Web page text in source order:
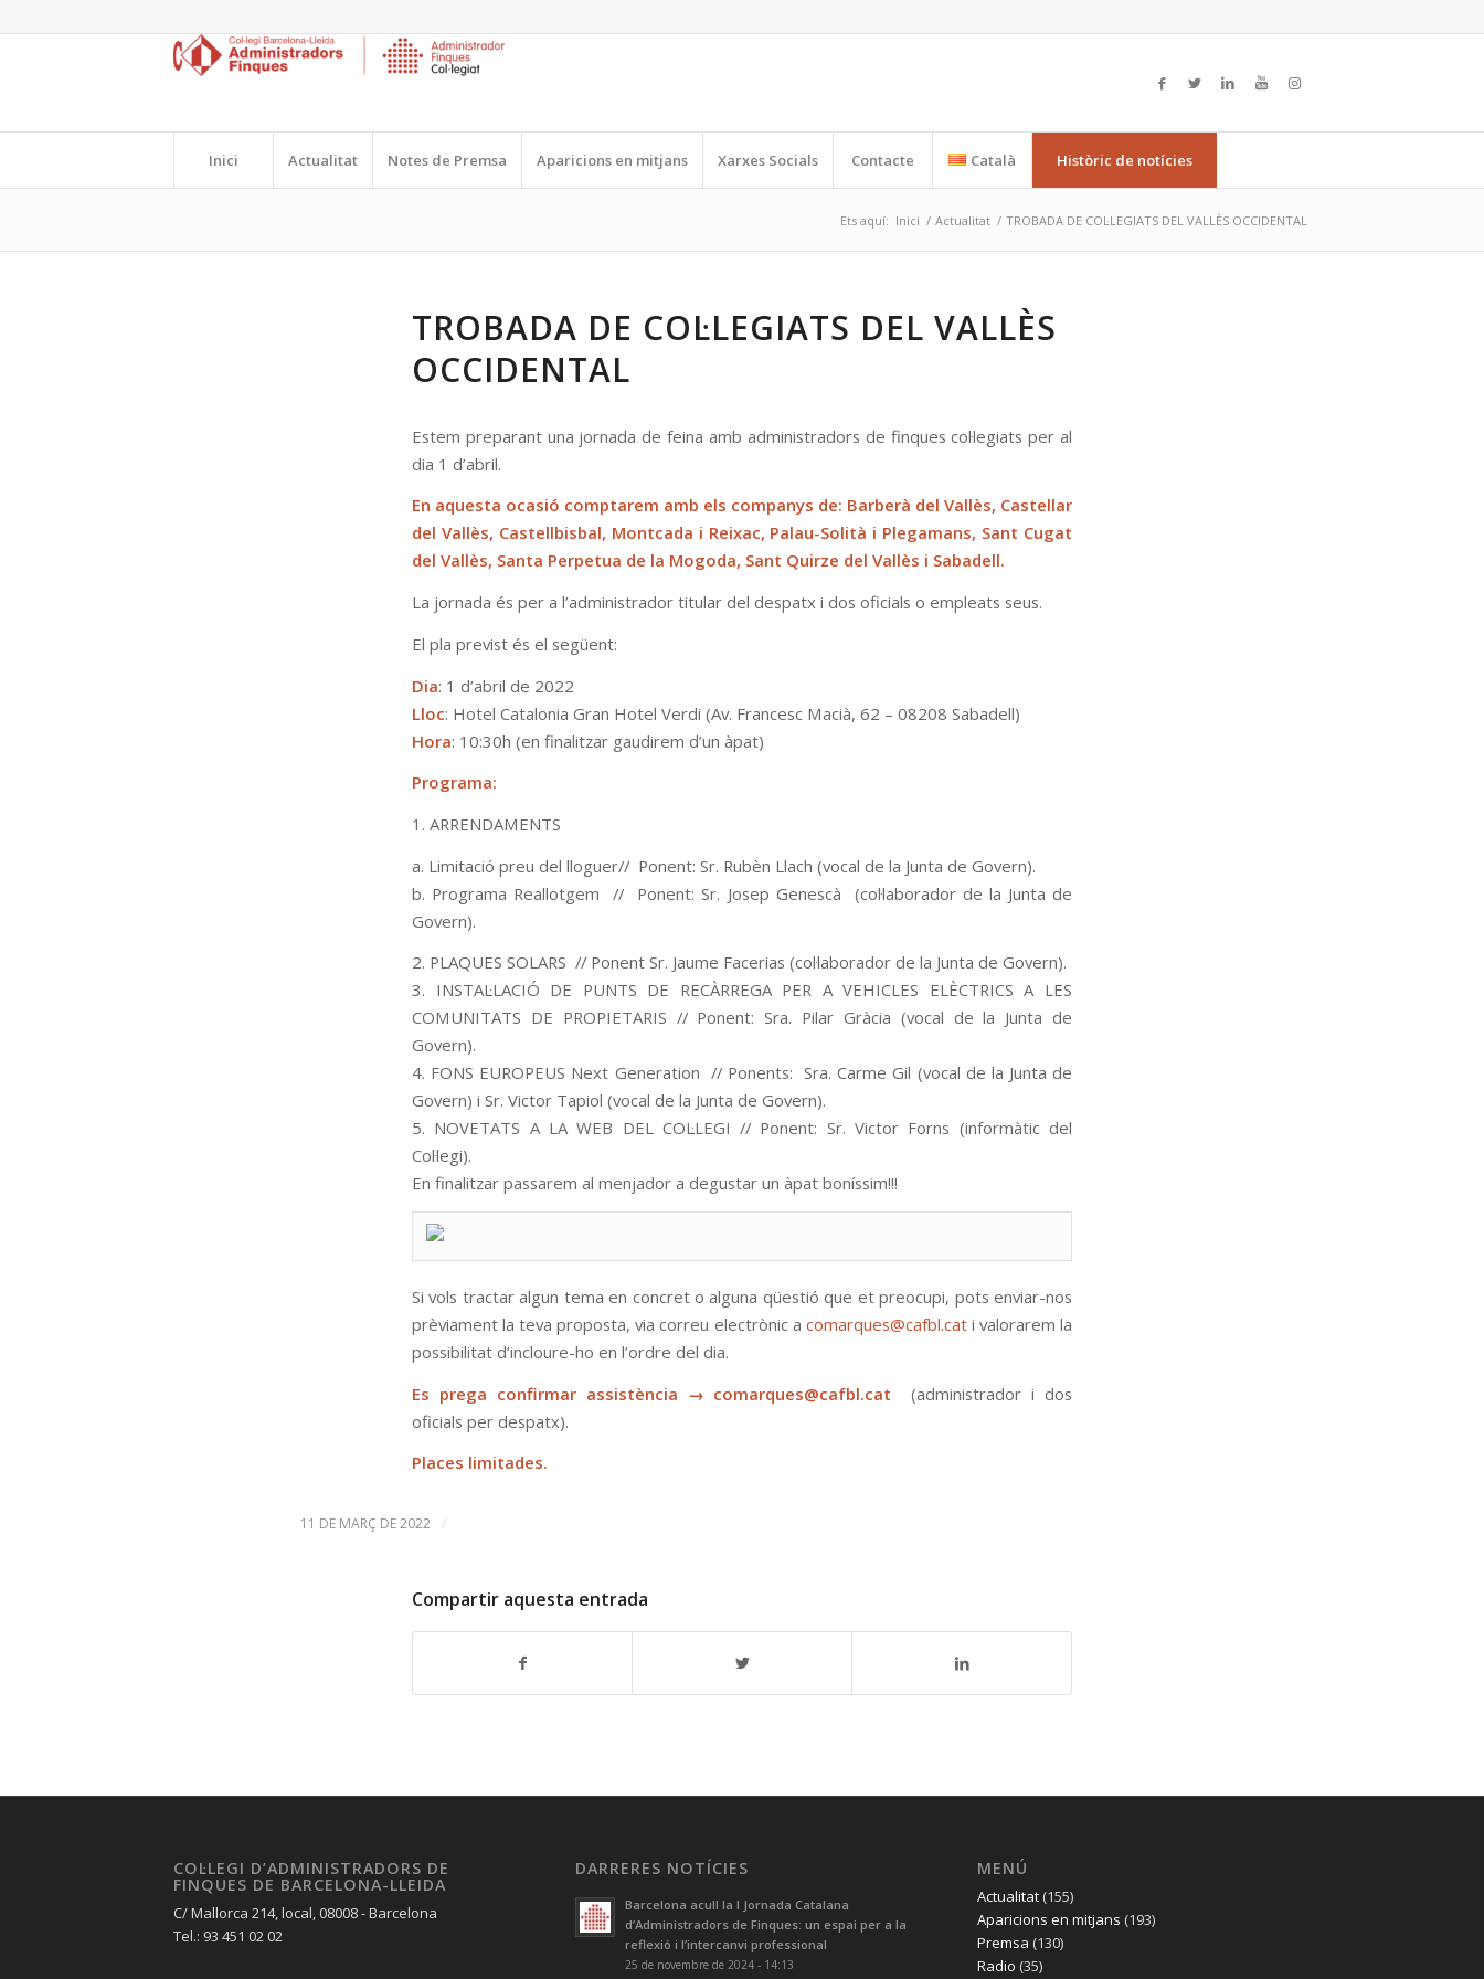
Inici Actualitat Notes de Premsa Aparicions en mitjans Xarxes Socials Contacte Català Històric de notícies
Ets aquí: Inici / Actualitat / TROBADA DE COL·LEGIATS DEL VALLÈS OCCIDENTAL
TROBADA DE COL·LEGIATS DEL VALLÈS
OCCIDENTAL
Estem preparant una jornada de feina amb administradors de finques col·legiats per al
dia 1 d’abril.
En aquesta ocasió comptarem amb els companys de: Barberà del Vallès, Castellar
del Vallès, Castellbisbal, Montcada i Reixac, Palau-Solità i Plegamans, Sant Cugat
del Vallès, Santa Perpetua de la Mogoda, Sant Quirze del Vallès i Sabadell.
La jornada és per a l’administrador titular del despatx i dos oficials o empleats seus.
El pla previst és el següent:
Dia: 1 d’abril de 2022
Lloc: Hotel Catalonia Gran Hotel Verdi (Av. Francesc Macià, 62 – 08208 Sabadell)
Hora: 10:30h (en finalitzar gaudirem d’un àpat)
Programa:
1. ARRENDAMENTS
a. Limitació preu del lloguer// Ponent: Sr. Rubèn Llach (vocal de la Junta de Govern).
b. Programa Reallotgem // Ponent: Sr. Josep Genescà (col·laborador de la Junta de
Govern).
2. PLAQUES SOLARS // Ponent Sr. Jaume Facerias (col·laborador de la Junta de Govern).
3. INSTAL·LACIÓ DE PUNTS DE RECÀRREGA PER A VEHICLES ELÈCTRICS A LES
COMUNITATS DE PROPIETARIS // Ponent: Sra. Pilar Gràcia (vocal de la Junta de
Govern).
4. FONS EUROPEUS Next Generation // Ponents: Sra. Carme Gil (vocal de la Junta de
Govern) i Sr. Victor Tapiol (vocal de la Junta de Govern).
5. NOVETATS A LA WEB DEL COL·LEGI // Ponent: Sr. Victor Forns (informàtic del
Col·legi).
En finalitzar passarem al menjador a degustar un àpat boníssim!!!
Si vols tractar algun tema en concret o alguna qüestió que et preocupi, pots enviar-nos
prèviament la teva proposta, via correu electrònic a comarques@cafbl.cat i valorarem la
possibilitat d’incloure-ho en l’ordre del dia.
Es prega confirmar assistència → comarques@cafbl.cat
(administrador i dos
oficials per despatx).
Places limitades.
11 DE MARÇ DE 2022 /
Compartir aquesta entrada
COL·LEGI D’ADMINISTRADORS DE
FINQUES DE BARCELONA-LLEIDA
C/ Mallorca 214, local, 08008 - Barcelona
Tel.: 93 451 02 02
DARRERES NOTÍCIES
Barcelona acull la I Jornada Catalana
d’Administradors de Finques: un espai per a la
reflexió i l’intercanvi professional
25 de novembre de 2024 - 14:13
MENÚ
Actualitat(155)
Aparicions en mitjans (193)
Premsa (130)
Radio (35)